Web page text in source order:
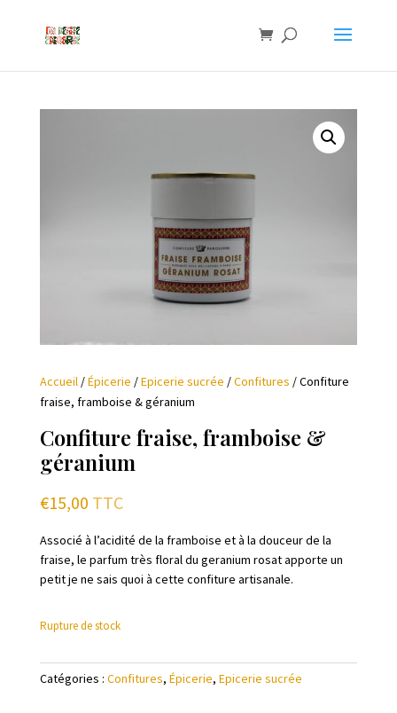
Accueil/Épicerie /Epicerie sucrée /Confitures / Confiture
fraise, framboise & géranium
Confiture fraise, framboise &
géranium
€15,00 TTC
Associé à l’acidité de la framboise et à la douceur de la
fraise, le parfum très floral du geranium rosat apporte un
petit je ne sais quoi à cette confiture artisanale.
Rupture de stock
Catégories : Confitures, Épicerie, Epicerie sucrée